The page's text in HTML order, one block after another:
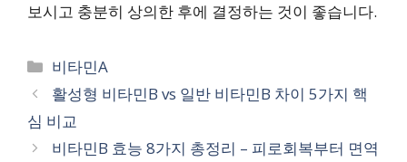
보시고 충분히 상의한 후에 결정하는 것이 좋습니다.
카
테
리
비타민A
활성형 비타민B vs 일반 비타민B 차이 5가지 핵
심 비교
비타민B 효능 8가지 총정리 – 피로회복부터 면역